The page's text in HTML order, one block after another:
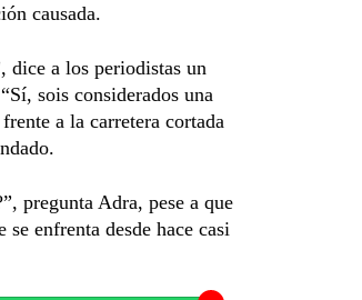
causada.
dice a los periodistas un
sois considerados una
a la carretera cortada
pregunta Adra, pese a que
enfrenta desde hace casi